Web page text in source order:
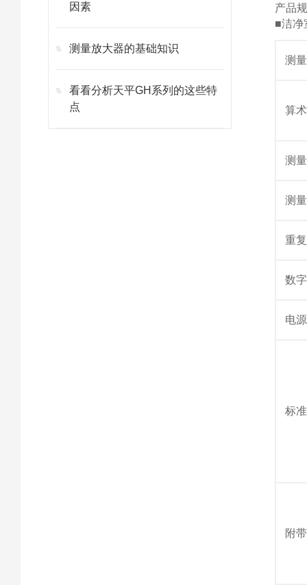
因素
测量放大器的基础知识
看看分析天平GH系列的这些特
点
产品
■洁净
测
算
测
测
重
数
电源
标
附